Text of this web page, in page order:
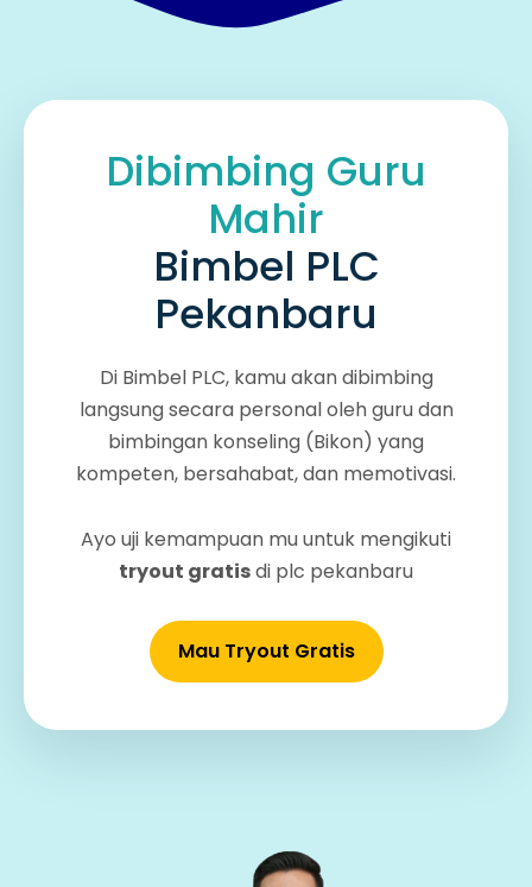
Dibimbing Guru
Mahir
Bimbel PLC
Pekanbaru
Di Bimbel PLC, kamu akan dibimbing
langsung secara personal oleh guru dan
bimbingan konseling (Bikon) yang
kompeten, bersahabat, dan memotivasi.
Ayo uji kemampuan mu untuk mengikuti
tryout gratisdi plc pekanbaru
Mau Tryout Gratis